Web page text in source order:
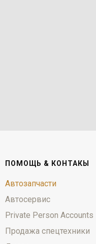
ПОМОЩЬ & КОНТАКЫ
Автозапчасти
Автосервис
Private Person Accounts
Продажа спецтехники